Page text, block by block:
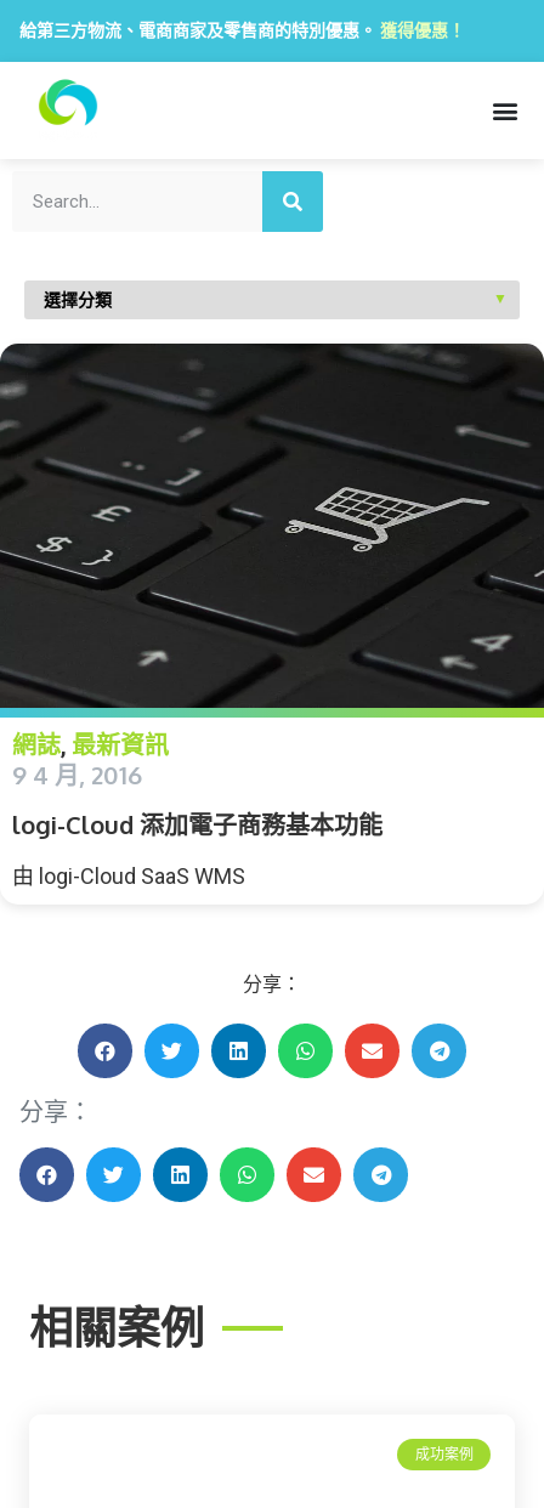
給第三方物流、電商商家及零售商的特別優惠。 獲得優惠！
網誌, 最新資訊
9 4 月, 2016
logi-Cloud 添加電子商務基本功能
由 logi-Cloud SaaS WMS
分享：
分享：
相關案例
成功案例